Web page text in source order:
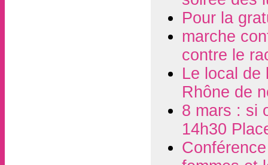
Pour la
marche
contre le
Le local de
Rhône de
8 mars : si
14h30